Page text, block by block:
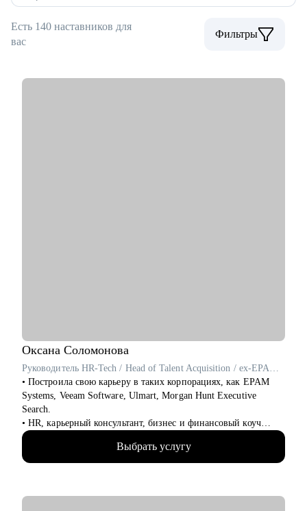
Есть 140 наставников для
вас
Фильтры
Оксана Соломонова
Руководитель HR-Tech / Head of Talent Acquisition / ex-EPAM Systems, Veeam Software
• Построила свою карьеру в таких корпорациях, как EPAM
Systems, Veeam Software, Ulmart, Morgan Hunt Executive
Search.
• HR, карьерный консультант, бизнес и финансовый коуч
(ICF), ментор по управлению командой для руководителей
• С нуля создавала HR программы и IT продукты и внедряла в
Выбрать услугу